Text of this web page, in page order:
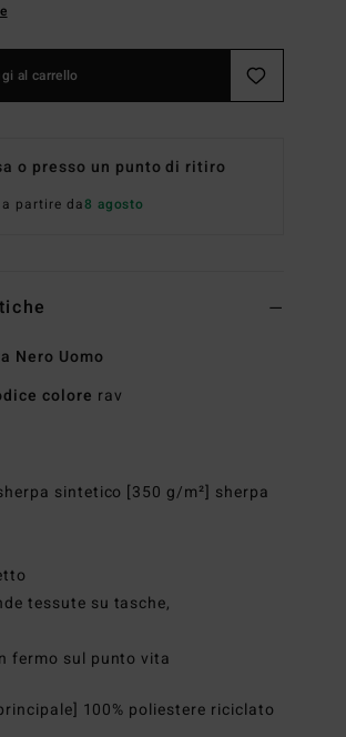
al carrello
o presso un punto di ritiro
partire da8 agosto
Nero Uomo
colore rav
sintetico [350 g/m²] sherpa
tessute su tasche,
fermo sul punto vita
100% poliestere riciclato